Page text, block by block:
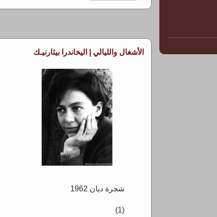
الأشغال والليالي | اليخاندرا بيثارنيـك
شجرة ديان 1962
(1)